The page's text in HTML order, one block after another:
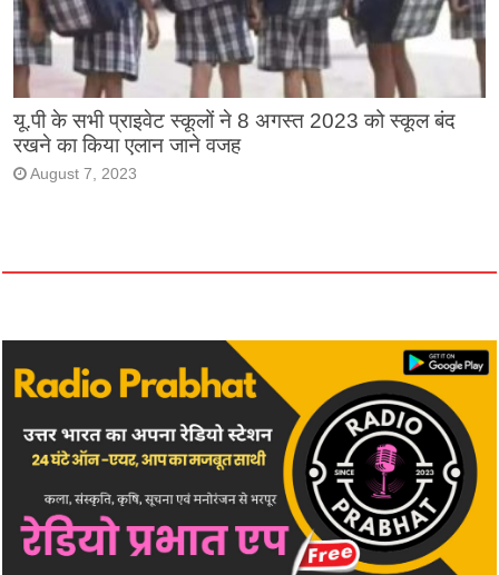
यू.पी के सभी प्राइवेट स्कूलों ने 8 अगस्त 2023 को स्कूल बंद
रखने का किया एलान जाने वजह
August 7, 2023